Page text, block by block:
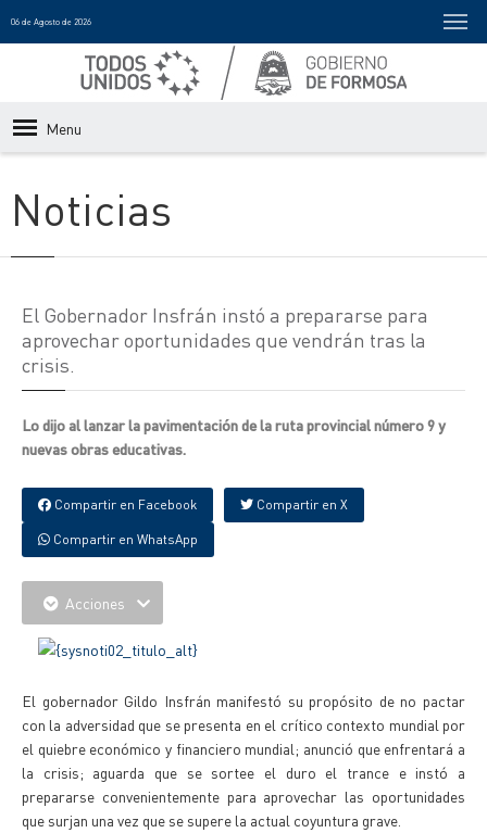
06 de Agosto de 2026
Menu
Noticias
El Gobernador Insfrán instó a prepararse para
aprovechar oportunidades que vendrán tras la
crisis.
Lo dijo al lanzar la pavimentación de la ruta provincial número 9 y
nuevas obras educativas.
Compartir en Facebook Compartir en X
Compartir en WhatsApp
Acciones
El gobernador Gildo Insfrán manifestó su propósito de no pactar
con la adversidad que se presenta en el crítico contexto mundial por
el quiebre económico y financiero mundial; anunció que enfrentará a
la crisis; aguarda que se sortee el duro el trance e instó a
prepararse convenientemente para aprovechar las oportunidades
que surjan una vez que se supere la actual coyuntura grave.